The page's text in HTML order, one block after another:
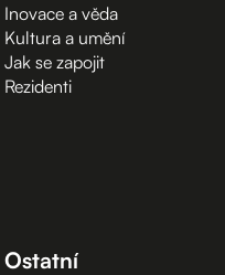
Inovace a věda
Kultura a umění
Jak se zapojit
Rezidenti
Ostatní